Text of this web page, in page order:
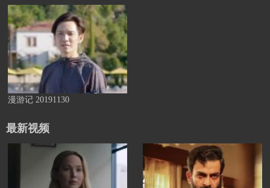
漫游记 20191130
最新视频